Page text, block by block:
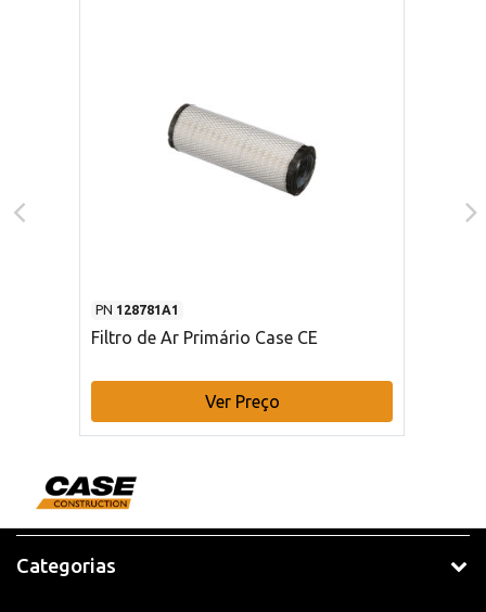
PN 128781A1
Filtro de Ar Primário Case CE
Ver Preço
Categorias